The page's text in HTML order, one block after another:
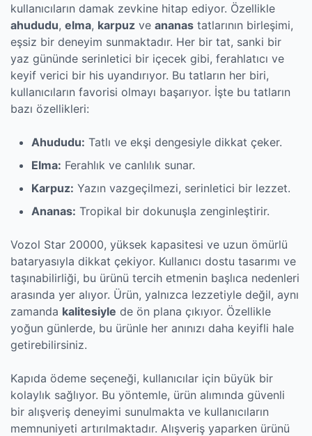
kullanıcıların damak zevkine hitap ediyor. Özellikle
ahududu, elma, karpuz ve ananas tatlarının birleşimi,
eşsiz bir deneyim sunmaktadır. Her bir tat, sanki bir
yaz gününde serinletici bir içecek gibi, ferahlatıcı ve
keyif verici bir his uyandırıyor. Bu tatların her biri,
kullanıcıların favorisi olmayı başarıyor. İşte bu tatların
bazı özellikleri:
Ahududu: Tatlı ve ekşi dengesiyle dikkat çeker.
Elma: Ferahlık ve canlılık sunar.
Karpuz: Yazın vazgeçilmezi, serinletici bir lezzet.
Ananas: Tropikal bir dokunuşla zenginleştirir.
Vozol Star 20000, yüksek kapasitesi ve uzun ömürlü
bataryasıyla dikkat çekiyor. Kullanıcı dostu tasarımı ve
taşınabilirliği, bu ürünü tercih etmenin başlıca nedenleri
arasında yer alıyor. Ürün, yalnızca lezzetiyle değil, aynı
zamanda kalitesiyle de ön plana çıkıyor. Özellikle
yoğun günlerde, bu ürünle her anınızı daha keyifli hale
getirebilirsiniz.
Kapıda ödeme seçeneği, kullanıcılar için büyük bir
kolaylık sağlıyor. Bu yöntemle, ürün alımında güvenli
bir alışveriş deneyimi sunulmakta ve kullanıcıların
memnuniyeti artırılmaktadır. Alışveriş yaparken ürünü